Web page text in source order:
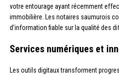
votre entourage ayant récemment
immobilière. Les notaires saumurois
d’information fiable sur la qualité des
Services numériques et
Les outils digitaux transforment